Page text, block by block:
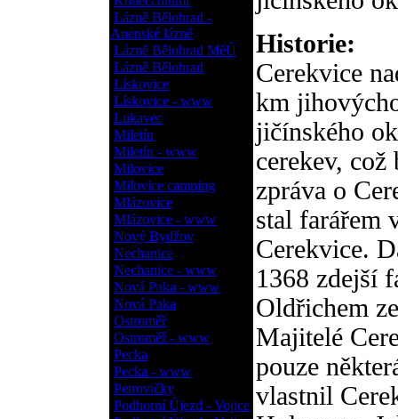
Lázně Bělohrad -
Anenské lázně
Lázně Bělohrad MěÚ
Lázně Bělohrad
Lískovice
Lískovice - www
Lukavec
Miletín
Miletín - www
Milovice
Milovice camping
Mlázovice
Mlázovice - www
Nový Bydžov
Nechanice
Nechanice - www
Nová Paka - www
Nová Paka
Ostroměř
Ostroměř - www
Pecka
Pecka - www
Petrovičky
Podhorní Újezd - Vojice
Historie:
Cerekvice
km
jičínského
cerekev,
zpráva o
stal farářem
Cerekvice.
1368 zdejší
Oldřichem
Majitelé
pouze
vlastnil